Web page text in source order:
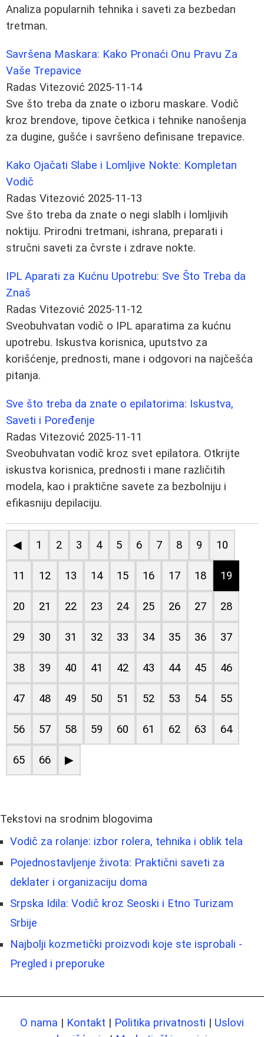
Analiza popularnih tehnika i saveti za bezbedan
tretman.
Savršena Maskara: Kako Pronaći Onu Pravu Za
Vaše Trepavice
Radas Vitezović 2025-11-14
Sve što treba da znate o izboru maskare. Vodič
kroz brendove, tipove četkica i tehnike nanošenja
za dugine, gušće i savršeno definisane trepavice.
Kako Ojačati Slabe i Lomljive Nokte: Kompletan
Vodič
Radas Vitezović 2025-11-13
Sve što treba da znate o negi slablh i lomljivih
noktiju. Prirodni tretmani, ishrana, preparati i
stručni saveti za čvrste i zdrave nokte.
IPL Aparati za Kućnu Upotrebu: Sve Što Treba da
Znaš
Radas Vitezović 2025-11-12
Sveobuhvatan vodič o IPL aparatima za kućnu
upotrebu. Iskustva korisnica, uputstvo za
korišćenje, prednosti, mane i odgovori na najčešća
pitanja.
Sve što treba da znate o epilatorima: Iskustva,
Saveti i Poređenje
Radas Vitezović 2025-11-11
Sveobuhvatan vodič kroz svet epilatora. Otkrijte
iskustva korisnica, prednosti i mane različitih
modela, kao i praktične savete za bezbolniju i
efikasniju depilaciju.
◀ 1 2 3 4 5 6 7 8 9 10
11 12 13 14 15 16 17 18 19
20 21 22 23 24 25 26 27 28
29 30 31 32 33 34 35 36 37
38 39 40 41 42 43 44 45 46
47 48 49 50 51 52 53 54 55
56 57 58 59 60 61 62 63 64
65 66 ▶
Tekstovi na srodnim blogovima
Vodič za rolanje: izbor rolera, tehnika i oblik tela
Pojednostavljenje života: Praktični saveti za
deklater i organizaciju doma
Srpska Idila: Vodič kroz Seoski i Etno Turizam
Srbije
Najbolji kozmetički proizvodi koje ste isprobali -
Pregled i preporuke
O nama | Kontakt | Politika privatnosti | Uslovi